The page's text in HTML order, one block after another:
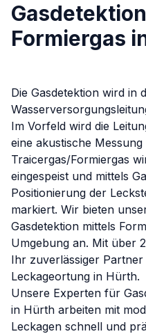
Formiergas
Die Gasdetektion wird in
Im Vorfeld wird die
eine akustische
Traicergas/Formiergas
eingespeist und mittels
Positionierung der
markiert. Wir bieten
Gasdetektion mittels
Umgebung an. Mit über
Ihr zuverlässiger
Leckageortung in Hürth.
Unsere Experten für
in Hürth arbeiten mit
Leckagen schnell und